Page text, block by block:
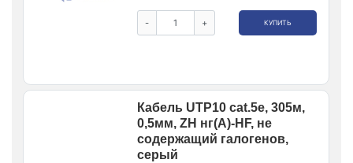
- + КУПИТЬ
Кабель UTP10 cat.5e, 305м,
0,5мм, ZH нг(A)-HF, не
содержащий галогенов,
серый